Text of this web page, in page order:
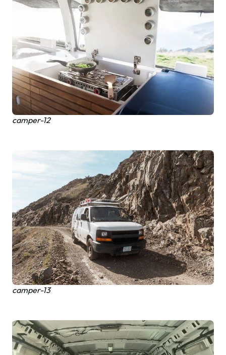
camper-12
camper-13